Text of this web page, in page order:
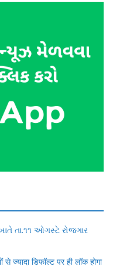
તા.૧૧ ઓગસ્ટે રોજગાર
ज्यादा डिफॉल्ट पर ही लॉक होगा